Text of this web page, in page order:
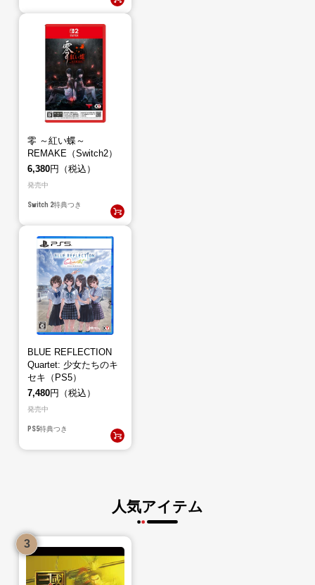
零 ～紅い蝶～
REMAKE（Switch2）
6,380円（税込）
発売中
Switch 2特典つき
BLUE REFLECTION
Quartet: 少女たちのキ
セキ（PS5）
7,480円（税込）
発売中
PS5特典つき
人気アイテム